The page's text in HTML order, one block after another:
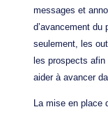
messages et
d’avancement
seulement, les
les prospects
aider à avancer
La mise en place